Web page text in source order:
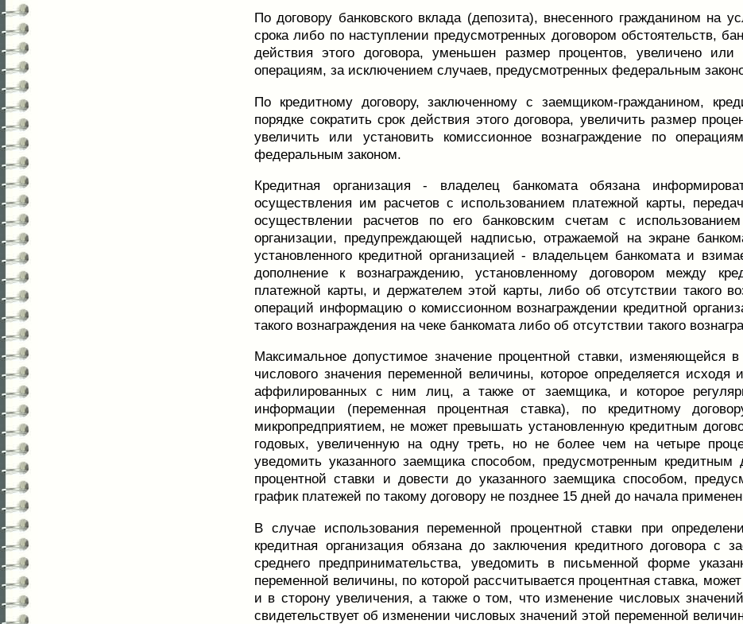
По договору банковского вклада (депозита), внесенного гражданином на
срока либо по наступлении предусмотренных договором обстоятельств,
действия этого договора, уменьшен размер процентов, увеличено или
операциям, за исключением случаев, предусмотренных федеральным
По кредитному договору, заключенному с заемщиком-гражданином,
порядке сократить срок действия этого договора, увеличить размер
увеличить или установить комиссионное вознаграждение по
федеральным законом.
Кредитная организация - владелец банкомата обязана
осуществления им расчетов с использованием платежной карты,
осуществлении расчетов по его банковским счетам с
организации, предупреждающей надписью, отражаемой на экране
установленного кредитной организацией - владельцем банкомата и
дополнение к вознаграждению, установленному договором между
платежной карты, и держателем этой карты, либо об отсутствии такого
операций информацию о комиссионном вознаграждении кредитной
такого вознаграждения на чеке банкомата либо об отсутствии такого
Максимальное допустимое значение процентной ставки, изменяющейся
числового значения переменной величины, которое определяется
аффилированных с ним лиц, а также от заемщика, и которое
информации (переменная процентная ставка), по кредитному
микропредприятием, не может превышать установленную кредитным
годовых, увеличенную на одну треть, но не более чем на четыре
уведомить указанного заемщика способом, предусмотренным
процентной ставки и довести до указанного заемщика способом,
график платежей по такому договору не позднее 15 дней до начала
В случае использования переменной процентной ставки при
кредитная организация обязана до заключения кредитного договора
среднего предпринимательства, уведомить в письменной форме
переменной величины, по которой рассчитывается процентная ставка,
и в сторону увеличения, а также о том, что изменение числовых
свидетельствует об изменении числовых значений этой переменной